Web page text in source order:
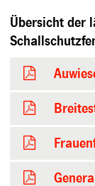
Übersicht der